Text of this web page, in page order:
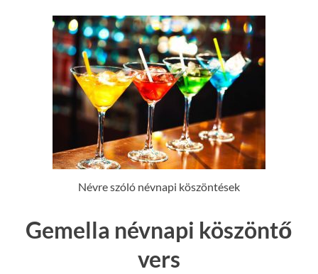
Névre szóló névnapi köszöntések
Gemella névnapi köszöntő
vers